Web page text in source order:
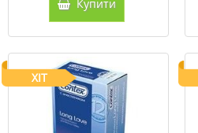
Купити
ХІТ